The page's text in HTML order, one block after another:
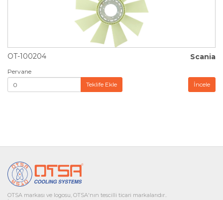
OT-100204 Scania
Pervane
Teklife Ekle
İncele
OTSA markası ve logosu, OTSA'nın tescilli ticari markalarıdır..